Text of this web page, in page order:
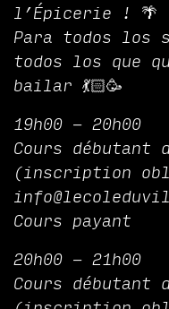
l’Épicerie ! 🌴
Para todos los
todos los que
bailar 💃🏻🥳
19h00 - 20h00
Cours débutant
(inscription
Cours payant
20h00 - 21h00
Cours débutant